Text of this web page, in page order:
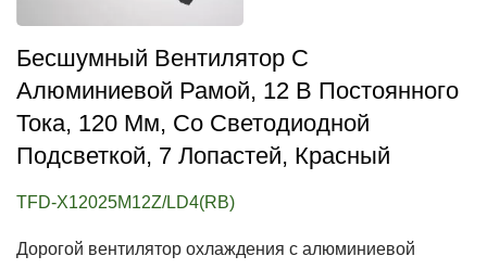
Бесшумный Вентилятор С
Алюминиевой Рамой, 12 В Постоянного
Тока, 120 Мм, Со Светодиодной
Подсветкой, 7 Лопастей, Красный
TFD-X12025M12Z/LD4(RB)
Дорогой вентилятор охлаждения с алюминиевой